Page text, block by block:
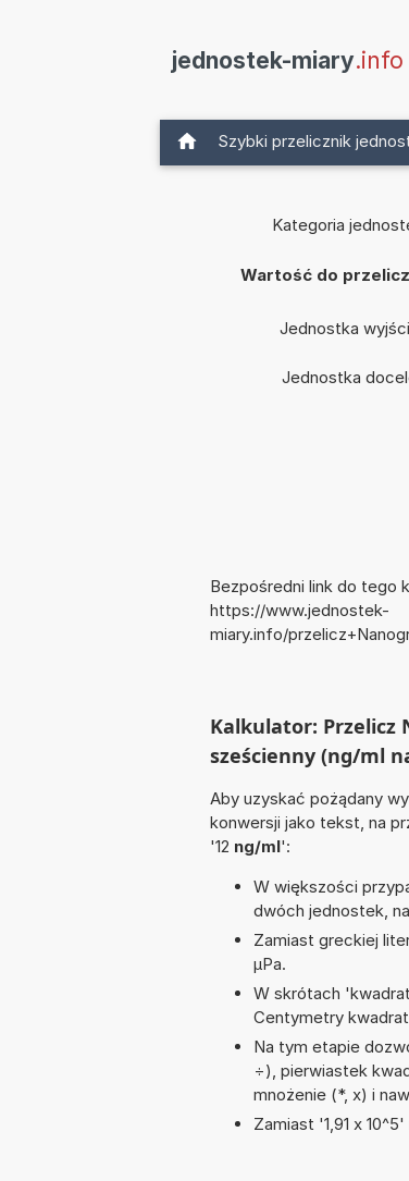
jednostek-miary.info
Szybki przelicznik
Kategoria
Wartość do
Jednostka
Jednostka
Bezpośredni link do tego
https://www.jednostek-
miary.info/
Kalkulator:
sześcienny (ng/ml
Aby uzyskać pożądany
konwersji jako tekst, na
'12 ng/ml':
W większości
dwóch jednostek, na
Zamiast greckiej
µPa.
W skrótach
Centymetry
Na tym etapie
÷), pierwiastek
mnożenie (*, x) i
Zamiast '1,91 x